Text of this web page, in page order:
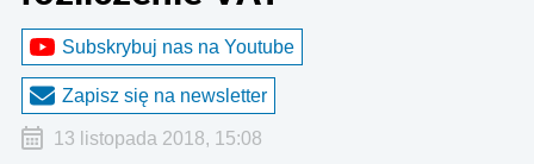
Subskrybuj nas na Youtube
Zapisz się na newsletter
13 listopada 2018, 15:08